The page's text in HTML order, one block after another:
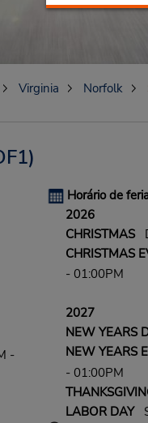
Virginia Norfolk
-
Horário de
2026
CHRISTMAS
CHRISTMAS
- 01:00PM
2027
NEW YEARS
NEW YEARS
- 01:00PM
LABOR DAY